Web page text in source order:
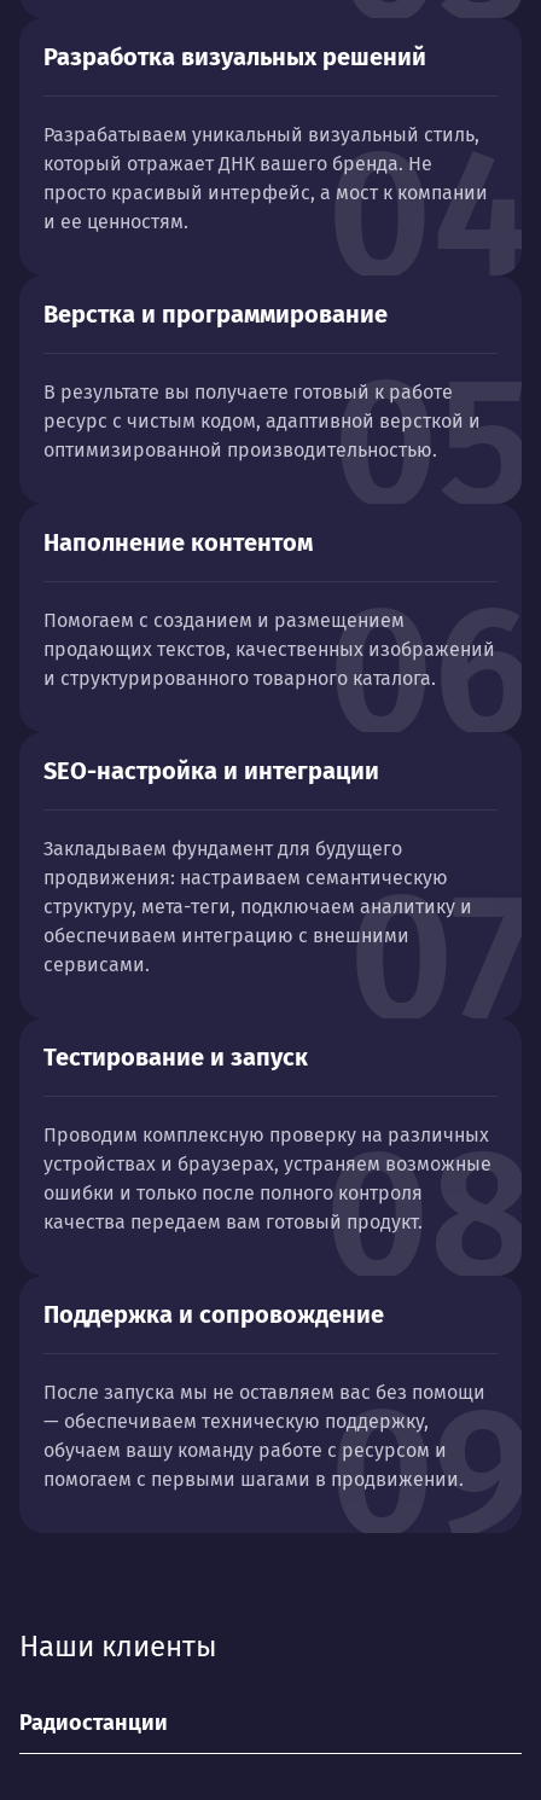
04
Разработка визуальных решений
Разрабатываем уникальный визуальный стиль,
который отражает ДНК вашего бренда. Не
просто красивый интерфейс, а мост к компании
и ее ценностям.
05
Верстка и программирование
В результате вы получаете готовый к работе
ресурс с чистым кодом, адаптивной версткой и
оптимизированной производительностью.
06
Наполнение контентом
Помогаем с созданием и размещением
продающих текстов, качественных изображений
и структурированного товарного каталога.
07
SEO-настройка и интеграции
Закладываем фундамент для будущего
продвижения: настраиваем семантическую
структуру, мета-теги, подключаем аналитику и
обеспечиваем интеграцию с внешними
сервисами.
08
Тестирование и запуск
Проводим комплексную проверку на различных
устройствах и браузерах, устраняем возможные
ошибки и только после полного контроля
качества передаем вам готовый продукт.
09
Поддержка и сопровождение
После запуска мы не оставляем вас без помощи
— обеспечиваем техническую поддержку,
обучаем вашу команду работе с ресурсом и
помогаем с первыми шагами в продвижении.
Наши клиенты
Радиостанции